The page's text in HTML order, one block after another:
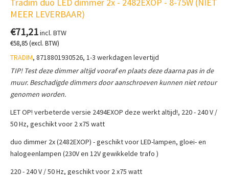
Tradim duo LED dimmer 2x - 2482EXOP - 8-75W (NIET
MEER LEVERBAAR)
€71,21incl. BTW
€58,85(excl. BTW)
TRADIM, 8718801930526, 1-3 werkdagen levertijd
TIP! Test deze dimmer altijd vooraf en plaats deze daarna pas in de
muur. Beschadigde dimmers door aanschroeven kunnen niet retour
genomen worden.
LET OP! verbeterde versie 2494EXOP deze werkt altijd!, 220 - 240 V /
50 Hz, geschikt voor 2 x75 watt
duo dimmer 2x (2482EXOP) - geschikt voor LED-lampen, gloei- en
halogeenlampen (230V en 12V gewikkelde trafo )
220 - 240 V / 50 Hz, geschikt voor 2 x75 watt